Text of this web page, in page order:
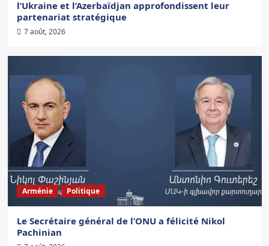
l’Ukraine et l’Azerbaïdjan approfondissent leur
partenariat stratégique
7 août, 2026
Arménie Politique
Le Secrétaire général de l’ONU a félicité Nikol
Pachinian